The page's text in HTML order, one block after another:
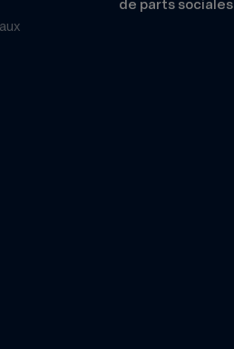
de parts sociales